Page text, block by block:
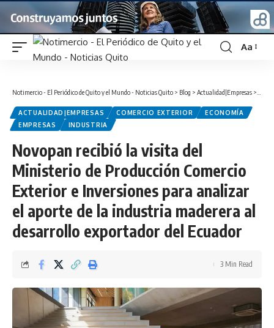
Font
Aa
Notimercio - El Periódico de Quito y el Mundo - Noticias Quito > Blog > Actualidad|Empresas >
ACTUALIDAD|EMPRESAS COMERCIO EXTERIOR
ECONOMÍA
EMPRESAS
INDUSTRIA
Novopan recibió la visita del
Ministerio de Producción Comercio
Exterior e Inversiones para analizar
el aporte de la industria maderera al
desarrollo exportador del Ecuador
3 Min Read